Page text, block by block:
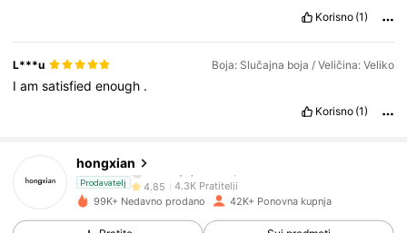
Korisno (1)
L***u Boja: Slučajna boja / Veličina: Veliko
Iamsatisfiedenough .
Korisno (1)
hongxian
Prodavatelj
4.85
4.85 4.3K Pratitelji
4.3K Pratitelji
99K+ Nedavno prodano 42K+ Ponovna kupnja